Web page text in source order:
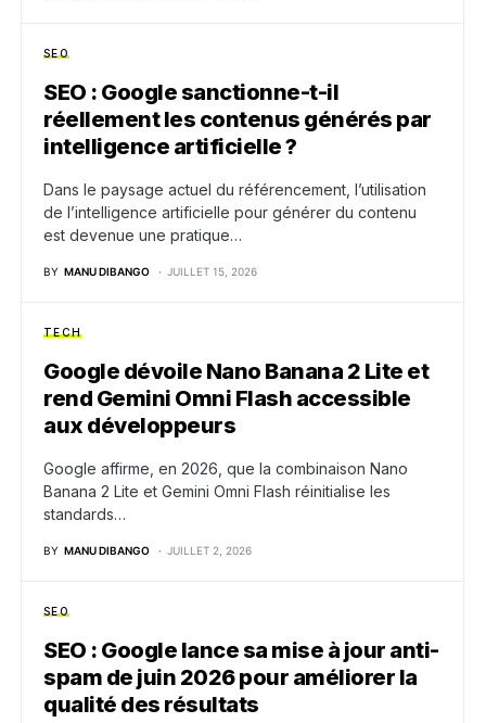
SEO
SEO : Google sanctionne-t-il
réellement les contenus générés par
intelligence artificielle ?
Dans le paysage actuel du référencement, l’utilisation
de l’intelligence artificielle pour générer du contenu
est devenue une pratique…
BY MANU DIBANGO JUILLET 15, 2026
TECH
Google dévoile Nano Banana 2 Lite et
rend Gemini Omni Flash accessible
aux développeurs
Google affirme, en 2026, que la combinaison Nano
Banana 2 Lite et Gemini Omni Flash réinitialise les
standards…
BY MANU DIBANGO JUILLET 2, 2026
SEO
SEO : Google lance sa mise à jour anti-
spam de juin 2026 pour améliorer la
qualité des résultats